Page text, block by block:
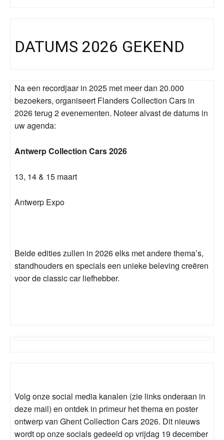
DATUMS 2026 GEKEND
Na een recordjaar in 2025 met meer dan 20.000
bezoekers, organiseert Flanders Collection Cars in
2026 terug 2 evenementen. Noteer alvast de datums in
uw agenda:
Antwerp Collection Cars 2026
13, 14 & 15 maart
Antwerp Expo
Beide edities zullen in 2026 elks met andere thema’s,
standhouders en specials een unieke beleving creëren
voor de classic car liefhebber.
Volg onze social media kanalen (zie links onderaan in
deze mail) en ontdek in primeur het thema en poster
ontwerp van Ghent Collection Cars 2026. Dit nieuws
wordt op onze socials gedeeld op vrijdag 19 december